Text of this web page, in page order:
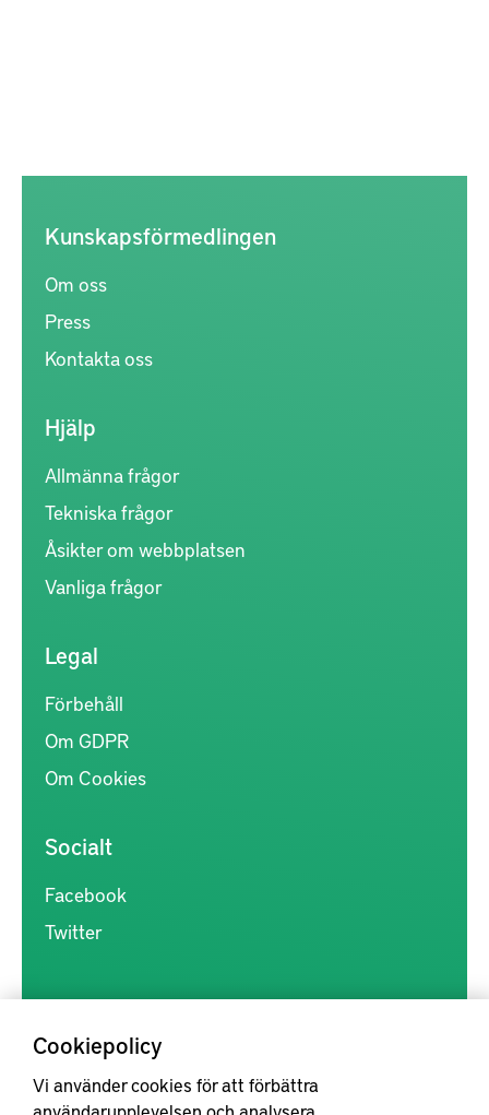
Cookiepolicy
Vi använder cookies för att förbättra
Kunskapsförmedlingen
Om oss
Press
Kontakta oss
Hjälp
Allmänna frågor
Tekniska frågor
Åsikter om webbplatsen
Vanliga frågor
Legal
Förbehåll
Om GDPR
Om Cookies
Socialt
Facebook
Twitter
Kunskapsförmedlingen är en samlingsplats för svensk forskning